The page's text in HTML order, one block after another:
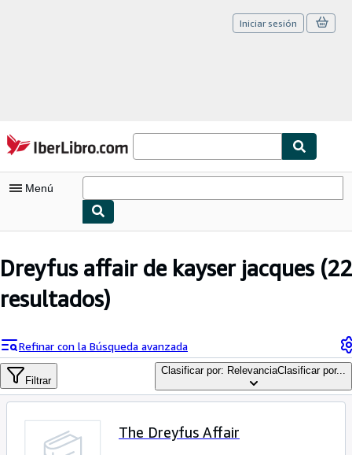
Pasar al contenido principal
IberLibro.com
Iniciar sesión
Menú
Consultar mis pedidos
Cerrar sesión
Colecciones
Libros antiguos
Vendedores
Dreyfus affair de kayser jacques(22
resultados)
Refinar con la Búsqueda avanzada
Filtrar
Clasificar por: RelevanciaClasificar por...
The Dreyfus Affair